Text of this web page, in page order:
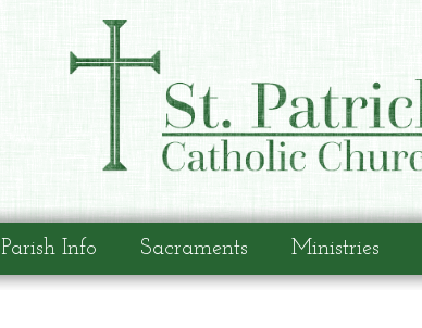
Parish Info Sacraments Ministries